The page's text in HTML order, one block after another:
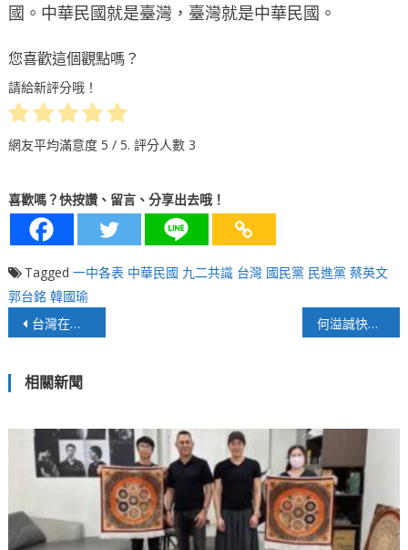
國。中華民國就是臺灣，臺灣就是中華民國。
您喜歡這個觀點嗎？
請給新評分哦！
網友平均滿意度 5 / 5. 評分人數 3
喜歡嗎？快按讚、留言、分享出去哦！
Tagged 一中各表 中華民國 九二共識 台灣 國民黨 民進黨 蔡英文
郭台銘 韓國瑜
文
導
覽
台灣在港人眼中是塊寶地！？港人移居創新高 何溢誠快評》意識形態下的文化產業
相關新聞